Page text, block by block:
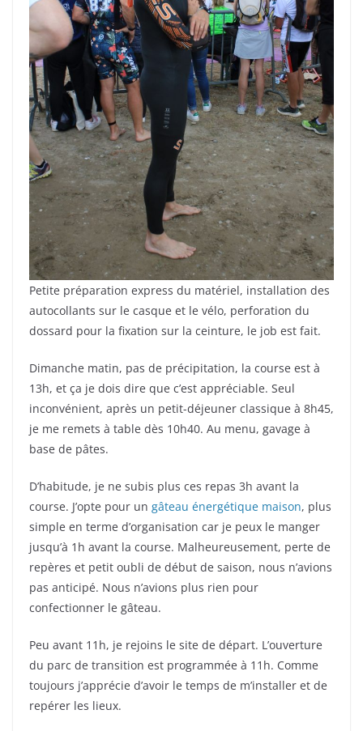
Petite préparation express du matériel, installation des
autocollants sur le casque et le vélo, perforation du
dossard pour la fixation sur la ceinture, le job est fait.
Dimanche matin, pas de précipitation, la course est à
13h, et ça je dois dire que c’est appréciable. Seul
inconvénient, après un petit-déjeuner classique à 8h45,
je me remets à table dès 10h40. Au menu, gavage à
base de pâtes.
D’habitude, je ne subis plus ces repas 3h avant la
course. J’opte pour un gâteau énergétique maison, plus
simple en terme d’organisation car je peux le manger
jusqu’à 1h avant la course. Malheureusement, perte de
repères et petit oubli de début de saison, nous n’avions
pas anticipé. Nous n’avions plus rien pour
confectionner le gâteau.
Peu avant 11h, je rejoins le site de départ. L’ouverture
du parc de transition est programmée à 11h. Comme
toujours j’apprécie d’avoir le temps de m’installer et de
repérer les lieux.